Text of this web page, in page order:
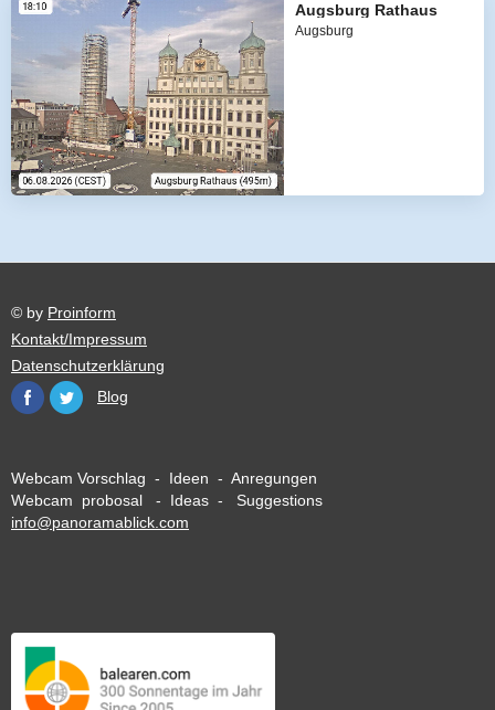
Augsburg Rathaus
Augsburg
© by Proinform
Kontakt/Impressum
Datenschutzerklärung
Blog
Webcam Vorschlag - Ideen - Anregungen
Webcam probosal - Ideas - Suggestions
info@panoramablick.com